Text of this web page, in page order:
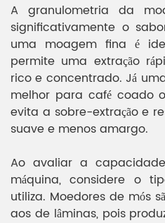
A granulometria da
significativamente o
uma moagem fina é
permite uma extração
rico e concentrado. Já
melhor para café coado
evita a sobre-extração e
suave e menos amargo.
Ao avaliar a
máquina, considere o
utiliza. Moedores de mós
aos de lâminas, pois